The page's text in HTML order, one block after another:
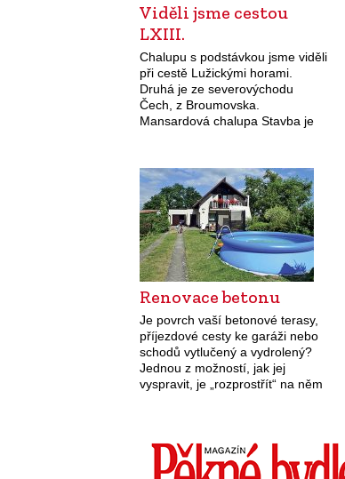
Viděli jsme cestou
LXIII.
Chalupu s podstávkou jsme viděli
při cestě Lužickými horami.
Druhá je ze severovýchodu
Čech, z Broumovska.
Mansardová chalupa Stavba je
V minulosti se tento typ krovu
umožňující využití půdního
prostoru…
Renovace betonu
Je povrch vaší betonové terasy,
příjezdové cesty ke garáži nebo
schodů vytlučený a vydrolený?
Jednou z možností, jak jej
vyspravit, je „rozprostřít“ na něm
kolem…